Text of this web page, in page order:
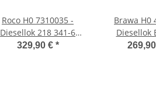
Roco H0 7310035 -
Diesellok 218 341-6
Digital (DB AG)
329,90 € *
Brawa H0
Diesellok
Bahnbau